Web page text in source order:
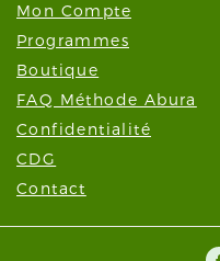
Mon Compte
Programmes
Boutique
FAQ Méthode Abura
Confidentialité
CDG
Contact